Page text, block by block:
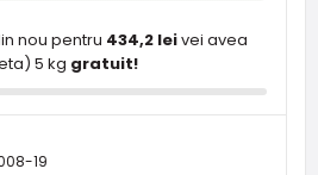
nou pentru 434,2 leivei avea
5 kg gratuit!
19